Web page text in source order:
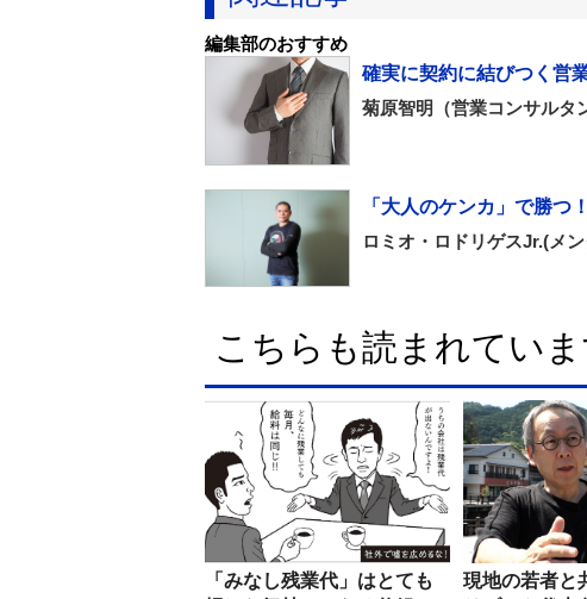
編集部のおすすめ
確実に契約に結びつく営
菊原智明（営業コンサルタ
「大人のケンカ」で勝つ
ロミオ・ロドリゲスJr.(メン
こちらも読まれていま
「みなし残業代」はとても
現地の若者と